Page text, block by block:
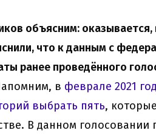
объясним:
что к данным с
ранее проведённого
в феврале 2021
выбрать пять,
В данном голосовании